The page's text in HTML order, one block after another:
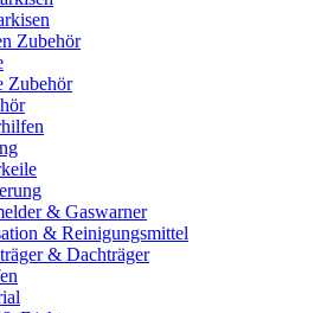
Zubehör
Zubehör
& Gaswarner
& Reinigungsmittel
& Dachträger